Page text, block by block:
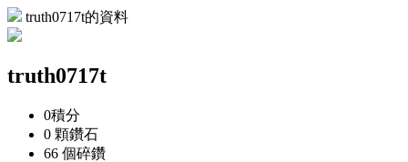
truth0717t的資料
truth0717t
0積分
0 顆鑽石
66 個碎鑽